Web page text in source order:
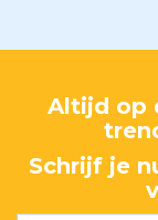
Altijd op
Schrijf je